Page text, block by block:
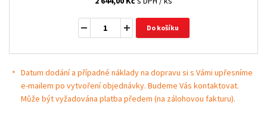
Do košíku
Datum dodání a případné náklady na dopravu si s Vámi upřesníme
e-mailem po vytvoření objednávky. Budeme Vás kontaktovat.
Může být vyžadována platba předem (na zálohovou fakturu).